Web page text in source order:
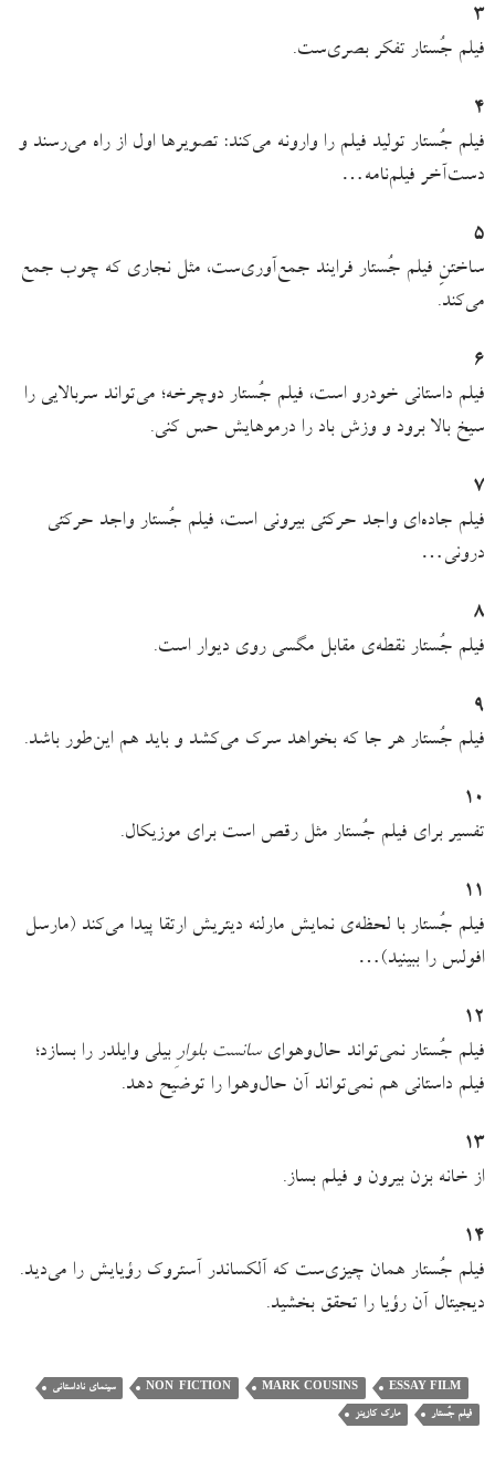
٣
فیلم جُستار تفکر بصری‌ست.
۴
فیلم جُستار تولید فیلم را وارونه می‌کند: تصویرها اول از راه می‌رسند و
دست‌آخر فیلم‌نامه…
۵
ساختنِ فیلم جُستار فرایند جمع‌آوری‌ست، مثل نجاری که چوب جمع
می‌کند.
۶
فیلم داستانی خودرو است، فیلم جُستار دوچرخه؛ می‌تواند سربالایی را
سیخ بالا برود و وزش باد را درموهایش حس کنی.
٧
فیلم جاده‌ای واجد حرکتی بیرونی است، فیلم جُستار واجد حرکتی
درونی…
٨
فیلم جُستار نقطه‌ی مقابل مگسی روی دیوار است.
٩
فیلم جُستار هر جا که بخواهد سرک می‌کشد و باید هم این‌طور باشد.
١٠
تفسیر برای فیلم جُستار مثل رقص است برای موزیکال.
١١
فیلم جُستار با لحظه‌ی نمایش مارلنه دیتریش ارتقا پیدا می‌کند (مارسل
افولس را ببینید)…
١٢
فیلم جُستار نمی‌تواند حال‌وهوایسانست بلوارِ بیلی وایلدر را بسازد؛
فیلم داستانی هم نمی‌تواند آن حال‌و‌هوا را توضیح دهد.
١٣
از خانه بزن بیرون و فیلم بساز.
١۴
فیلم جُستار همان چیزی‌ست که آلکساندر آستروک رؤیایش را می‌دید.
دیجیتال آن رؤیا را تحقق بخشید.
ESSAY FILM
MARK COUSINS
NON-FICTION سینمای ناداستانی
فیلم‌ جُستار مارک کازینز